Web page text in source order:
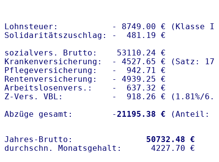
Lohnsteuer:           - 8749.00 € (Klasse I)
Solidaritätszuschlag: -  481.19 €
sozialvers. Brutto:    53110.24 €
Krankenversicherung:  - 4527.65 € (Satz:
Pflegeversicherung:   -  942.71 €
Rentenversicherung:   - 4939.25 €
Arbeitslosenvers.:    -  637.32 €
Z-Vers. VBL:          -  918.26 € ( 1.81%/
Abzüge gesamt:        -21195.38 €
Jahres-Brutto: 50732.48 €